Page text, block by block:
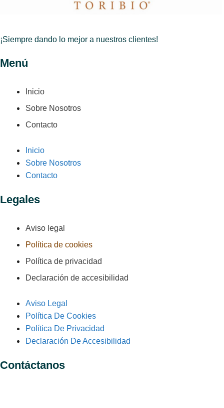
¡Siempre dando lo mejor a nuestros clientes!
Menú
Inicio
Sobre Nosotros
Contacto
Inicio
Sobre Nosotros
Contacto
Legales
Aviso legal
Política de cookies
Política de privacidad
Declaración de accesibilidad
Aviso Legal
Política De Cookies
Política De Privacidad
Declaración De Accesibilidad
Contáctanos